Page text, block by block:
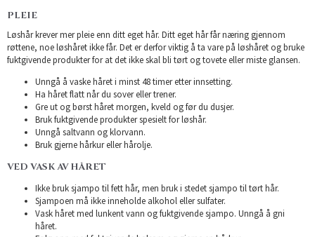
PLEIE
Løshår krever mer pleie enn ditt eget hår. Ditt eget hår får næring gjennom
røttene, noe løshåret ikke får. Det er derfor viktig å ta vare på løshåret og bruke
fuktgivende produkter for at det ikke skal bli tørt og tovete eller miste glansen.
Unngå å vaske håret i minst 48 timer etter innsetting.
Ha håret flatt når du sover eller trener.
Gre ut og børst håret morgen, kveld og før du dusjer.
Bruk fuktgivende produkter spesielt for løshår.
Unngå saltvann og klorvann.
Bruk gjerne hårkur eller hårolje.
VED VASK AV HÅRET
Ikke bruk sjampo til fett hår, men bruk i stedet sjampo til tørt hår.
Sjampoen må ikke inneholde alkohol eller sulfater.
Vask håret med lunkent vann og fuktgivende sjampo. Unngå å gni
håret.